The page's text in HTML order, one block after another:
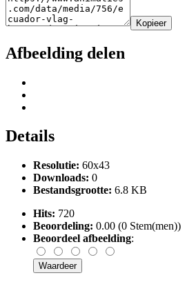
Kopieer
Afbeelding delen
Details
Resolutie: 60x43
Downloads: 0
Bestandsgrootte: 6.8 KB
Hits: 720
Beoordeling: 0.00 (0 Stem(men))
Beoordeel afbeelding: